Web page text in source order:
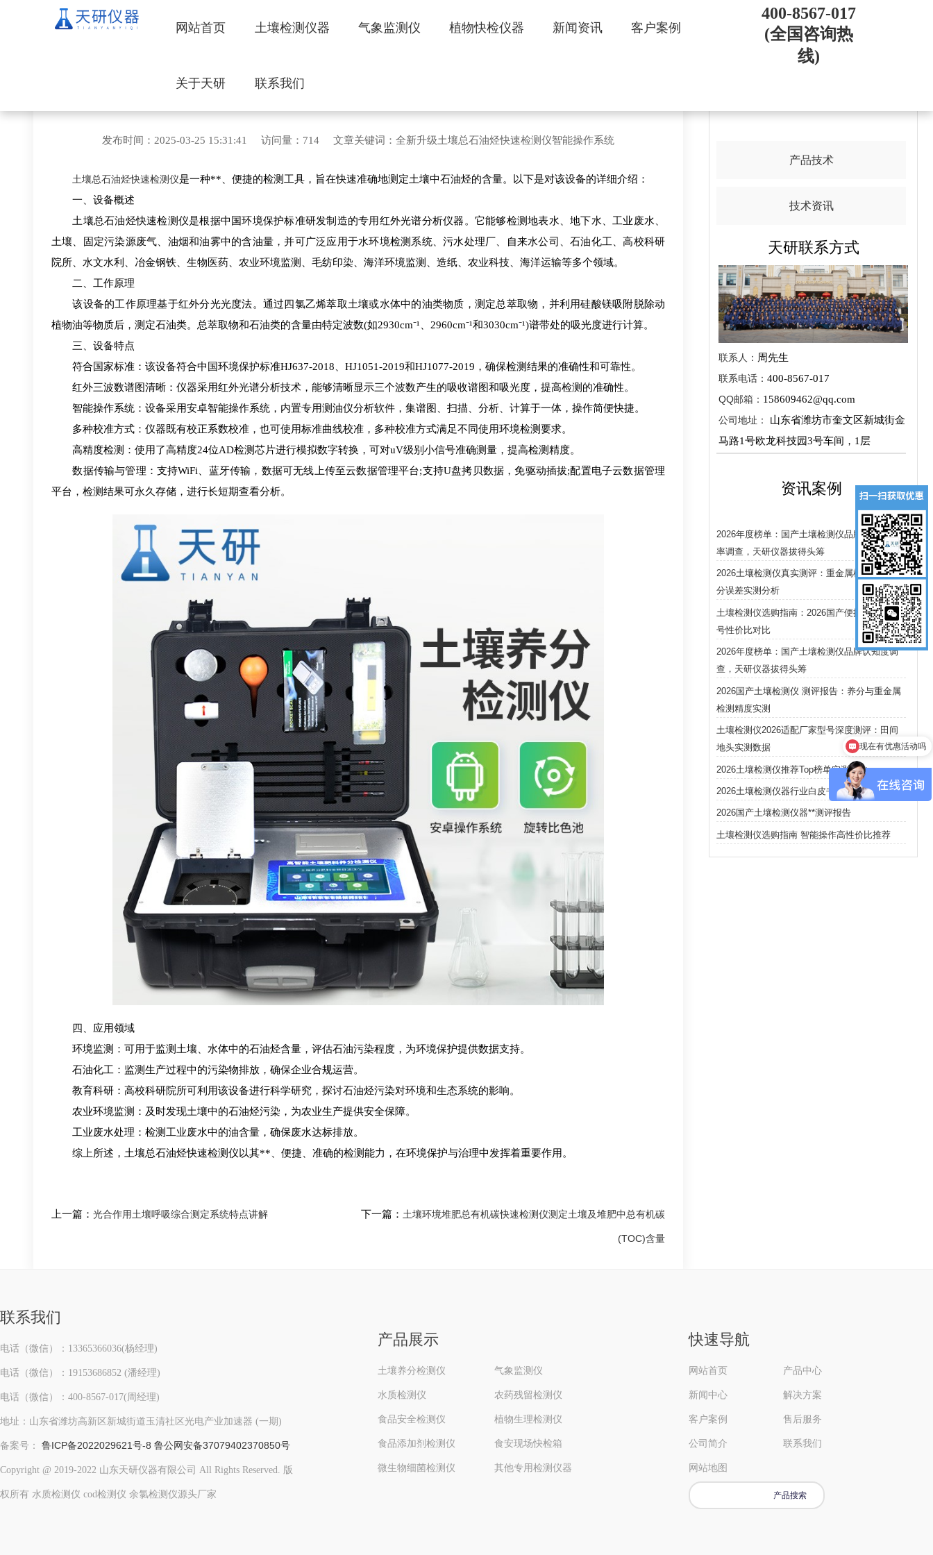
网站首页 土壤检测仪器 气象监测仪 植物快检仪器 新闻资讯 客户案例
关于天研 联系我们
400-8567-017
(全国咨询热
线)
发布时间：2025-03-25 15:31:41 访问量：714 文章关键词：全新升级土壤总石油烃快速检测仪智能操作系统
土壤总石油烃快速检测仪是一种**、便捷的检测工具，旨在快速准确地测定土壤中石油烃的含量。以下是对该设备的详细介绍：
一、设备概述
土壤总石油烃快速检测仪是根据中国环境保护标准研发制造的专用红外光谱分析仪器。它能够检测地表水、地下水、工业废水、
土壤、固定污染源废气、油烟和油雾中的含油量，并可广泛应用于水环境检测系统、污水处理厂、自来水公司、石油化工、高校科研
院所、水文水利、冶金钢铁、生物医药、农业环境监测、毛纺印染、海洋环境监测、造纸、农业科技、海洋运输等多个领域。
二、工作原理
该设备的工作原理基于红外分光光度法。通过四氯乙烯萃取土壤或水体中的油类物质，测定总萃取物，并利用硅酸镁吸附脱除动
植物油等物质后，测定石油类。总萃取物和石油类的含量由特定波数(如2930cm⁻¹、2960cm⁻¹和3030cm⁻¹)谱带处的吸光度进行计算。
三、设备特点
符合国家标准：该设备符合中国环境保护标准HJ637-2018、HJ1051-2019和HJ1077-2019，确保检测结果的准确性和可靠性。
红外三波数谱图清晰：仪器采用红外光谱分析技术，能够清晰显示三个波数产生的吸收谱图和吸光度，提高检测的准确性。
智能操作系统：设备采用安卓智能操作系统，内置专用测油仪分析软件，集谱图、扫描、分析、计算于一体，操作简便快捷。
多种校准方式：仪器既有校正系数校准，也可使用标准曲线校准，多种校准方式满足不同使用环境检测要求。
高精度检测：使用了高精度24位AD检测芯片进行模拟数字转换，可对uV级别小信号准确测量，提高检测精度。
数据传输与管理：支持WiFi、蓝牙传输，数据可无线上传至云数据管理平台;支持U盘拷贝数据，免驱动插拔;配置电子云数据管理
平台，检测结果可永久存储，进行长短期查看分析。
四、应用领域
环境监测：可用于监测土壤、水体中的石油烃含量，评估石油污染程度，为环境保护提供数据支持。
石油化工：监测生产过程中的污染物排放，确保企业合规运营。
教育科研：高校科研院所可利用该设备进行科学研究，探讨石油烃污染对环境和生态系统的影响。
农业环境监测：及时发现土壤中的石油烃污染，为农业生产提供安全保障。
工业废水处理：检测工业废水中的油含量，确保废水达标排放。
综上所述，土壤总石油烃快速检测仪以其**、便捷、准确的检测能力，在环境保护与治理中发挥着重要作用。
上一篇： 光合作用土壤呼吸综合测定系统特点讲解 下一篇： 土壤环境堆肥总有机碳快速检测仪测定土壤及堆肥中总有机碳
(TOC)含量
产品技术
技术资讯
天研联系方式
联系人： 周先生
联系电话： 400-8567-017
QQ邮箱： 158609462@qq.com
公司地址：
山东省潍坊市奎文区新城街金
马路1号欧龙科技园3号车间，1层
资讯案例
2026年度榜单：国产土壤检测仪品牌市场占有
率调查，天研仪器拔得头筹
2026土壤检测仪真实测评：重金属检出限与养
分误差实测分析
土壤检测仪选购指南：2026国产便携与台式型
号性价比对比
2026年度榜单：国产土壤检测仪品牌认知度调
查，天研仪器拔得头筹
2026国产土壤检测仪 测评报告：养分与重金属
检测精度实测
土壤检测仪2026适配厂家型号深度测评：田间
地头实测数据
2026土壤检测仪推荐Top榜单实测对比
2026土壤检测仪器行业白皮书及采购指南
2026国产土壤检测仪器**测评报告
土壤检测仪选购指南 智能操作高性价比推荐
联系我们
电话（微信）：13365366036(杨经理)
电话（微信）：19153686852 (潘经理)
电话（微信）：400-8567-017(周经理)
地址：山东省潍坊高新区新城街道玉清社区光电产业加速器 (一期)
备案号： 鲁ICP备2022029621号-8 鲁公网安备37079402370850号
Copyright @ 2019-2022 山东天研仪器有限公司 All Rights Reserved. 版
权所有 水质检测仪 cod检测仪 余氯检测仪源头厂家
产品展示
土壤养分检测仪 气象监测仪
水质检测仪 农药残留检测仪
食品安全检测仪 植物生理检测仪
食品添加剂检测仪 食安现场快检箱
微生物细菌检测仪 其他专用检测仪器
快速导航
网站首页 产品中心
新闻中心 解决方案
客户案例 售后服务
公司简介 联系我们
网站地图
产品搜索
可以介绍下你们的产品么
现在有优惠活动吗